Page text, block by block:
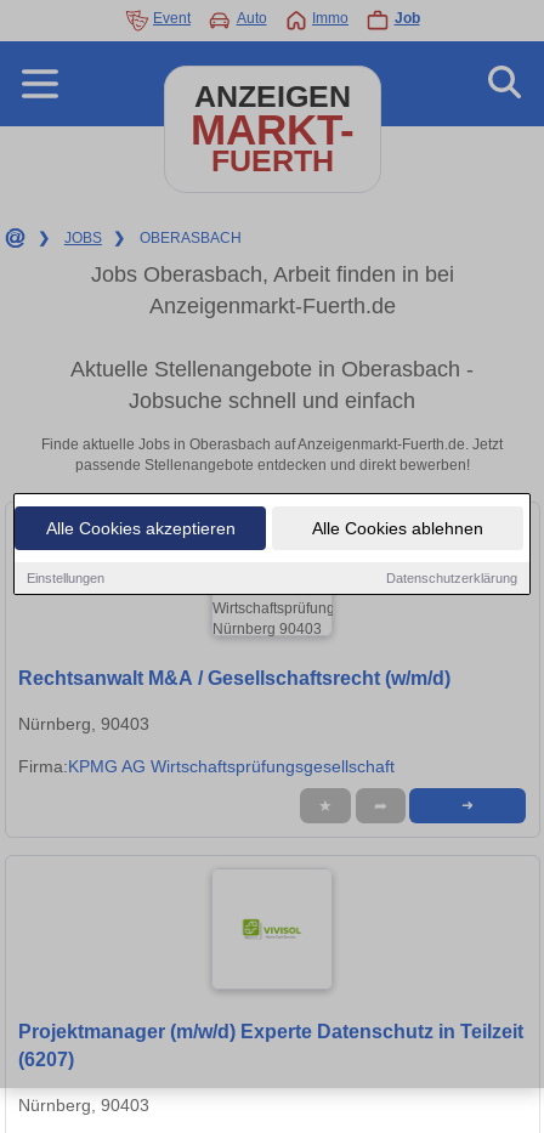
Alle Cookies akzeptieren Alle Cookies ablehnen
Einstellungen Datenschutzerklärung
Event Auto Immo Job
ANZEIGEN
MARKT-
FUERTH
❯ JOBS ❯ OBERASBACH
Jobs Oberasbach, Arbeit finden in bei
Anzeigenmarkt-Fuerth.de
Aktuelle Stellenangebote in Oberasbach -
Jobsuche schnell und einfach
Finde aktuelle Jobs in Oberasbach auf Anzeigenmarkt-Fuerth.de. Jetzt
passende Stellenangebote entdecken und direkt bewerben!
Rechtsanwalt M&A / Gesellschaftsrecht (w/m/d)
Nürnberg, 90403
Firma:KPMG AG Wirtschaftsprüfungsgesellschaft
★ ➦ ➜
Projektmanager (m/w/d) Experte Datenschutz in Teilzeit
(6207)
Nürnberg, 90403